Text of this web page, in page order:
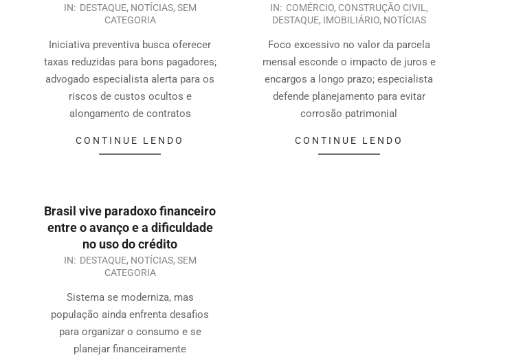
IN: DESTAQUE, NOTÍCIAS, SEM
CATEGORIA
Iniciativa preventiva busca oferecer
taxas reduzidas para bons pagadores;
advogado especialista alerta para os
riscos de custos ocultos e
alongamento de contratos
CONTINUE LENDO
IN: COMÉRCIO, CONSTRUÇÃO CIVIL,
DESTAQUE, IMOBILIÁRIO, NOTÍCIAS
Foco excessivo no valor da parcela
mensal esconde o impacto de juros e
encargos a longo prazo; especialista
defende planejamento para evitar
corrosão patrimonial
CONTINUE LENDO
Brasil vive paradoxo financeiro
entre o avanço e a dificuldade
no uso do crédito
IN: DESTAQUE, NOTÍCIAS, SEM
CATEGORIA
Sistema se moderniza, mas
população ainda enfrenta desafios
para organizar o consumo e se
planejar financeiramente